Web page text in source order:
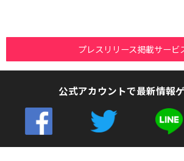
プレスリリース掲載サービ
公式アカウントで最新情報